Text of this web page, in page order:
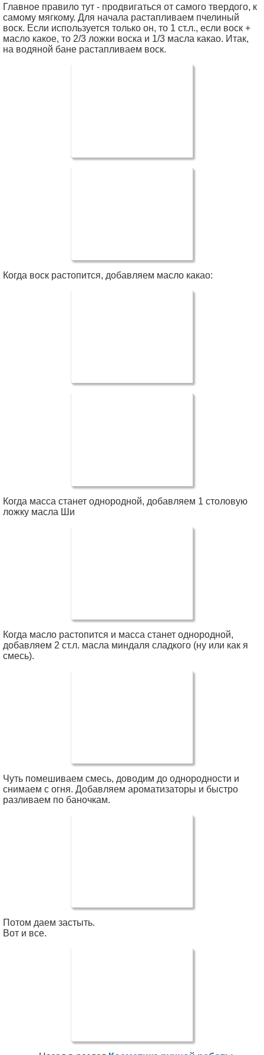
Главное правило тут - продвигаться от самого твердого, к
самому мягкому. Для начала растапливаем пчелиный
воск. Если используется только он, то 1 ст.л., если воск +
масло какое, то 2/3 ложки воска и 1/3 масла какао. Итак,
на водяной бане растапливаем воск.
Когда воск растопится, добавляем масло какао:
Когда масса станет однородной, добавляем 1 столовую
ложку масла Ши
Когда масло растопится и масса станет однородной,
добавляем 2 ст.л. масла миндаля сладкого (ну или как я
смесь).
Чуть помешиваем смесь, доводим до однородности и
снимаем с огня. Добавляем ароматизаторы и быстро
разливаем по баночкам.
Потом даем застыть.
Вот и все.